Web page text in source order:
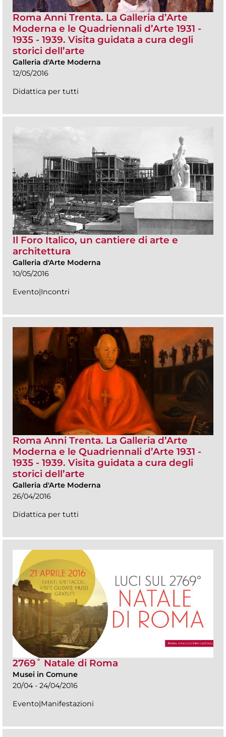
Roma Anni Trenta. La Galleria d’Arte
Moderna e le Quadriennali d’Arte 1931 -
1935 - 1939. Visita guidata a cura degli
storici dell’arte
Galleria d'Arte Moderna
12/05/2016
Didattica per tutti
Il Foro Italico, un cantiere di arte e
architettura
Galleria d'Arte Moderna
10/05/2016
Evento|Incontri
Roma Anni Trenta. La Galleria d’Arte
Moderna e le Quadriennali d’Arte 1931 -
1935 - 1939. Visita guidata a cura degli
storici dell’arte
Galleria d'Arte Moderna
26/04/2016
Didattica per tutti
2769˚ Natale di Roma
Musei in Comune
20/04 - 24/04/2016
Evento|Manifestazioni